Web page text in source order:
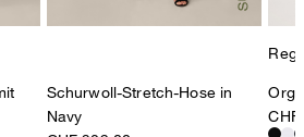
Schurwoll-Stretch-Hose in
Navy